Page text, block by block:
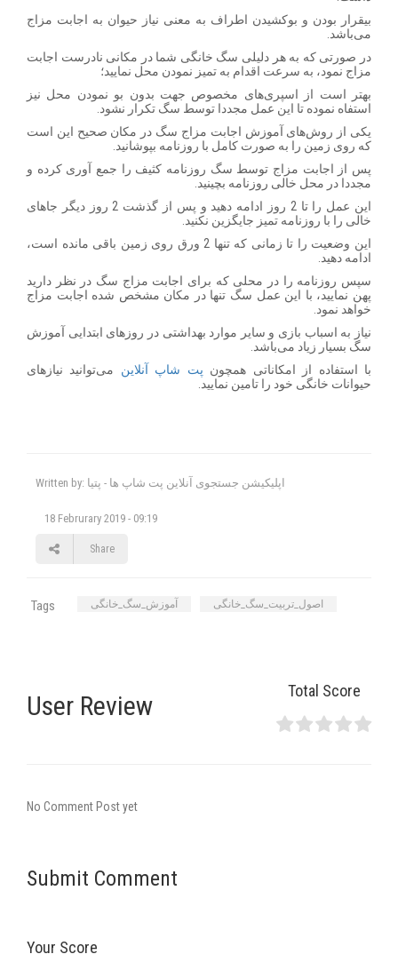
بیقرار بودن و بوکشیدن اطراف به معنی نیاز حیوان به اجابت مزاج
می‌باشد.
در صورتی که به هر دلیلی سگ خانگی شما در مکانی نادرست اجابت
مزاج نمود، به سرعت اقدام به تمیز نمودن محل نمایید؛
بهتر است از اسپری‌های مخصوص جهت بدون بو نمودن محل نیز
استفاه نموده تا این عمل مجددا توسط سگ تکرار نشود.
یکی از روش‌های آموزش اجابت مزاج سگ در مکان صحیح این است
که روی زمین را به صورت کامل با روزنامه بپوشانید.
پس از اجابت مزاج توسط سگ روزنامه کثیف را جمع آوری کرده و
مجددا در محل خالی روزنامه بچینید.
این عمل را تا 2 روز ادامه دهید و پس از گذشت 2 روز دیگر جاهای
خالی را با روزنامه تمیز جایگزین نکنید.
این وضعیت را تا زمانی که تنها 2 ورق روی زمین باقی مانده است،
ادامه دهید.
سپس روزنامه را در محلی که برای اجابت مزاج سگ در نظر دارید
پهن نمایید، با این عمل سگ تنها در مکان مشخص شده اجابت مزاج
خواهد نمود.
نیاز به اسباب بازی و سایر موارد بهداشتی در روزهای ابتدایی آموزش
سگ بسیار زیاد می‌باشد.
با استفاده از امکاناتی همچون پت شاپ آنلاین می‌‌توانید نیازهای
حیوانات خانگی خود را تامین نمایید.
Written by: اپلیکیشن جستجوی آنلاین پت شاپ ها - پتیا
18 Februrary 2019 - 09:19
Share
Tags آموزش_سگ_خانگی اصول_تربیت_سگ_خانگی
User Review Total Score
No Comment Post yet
Submit Comment
Your Score